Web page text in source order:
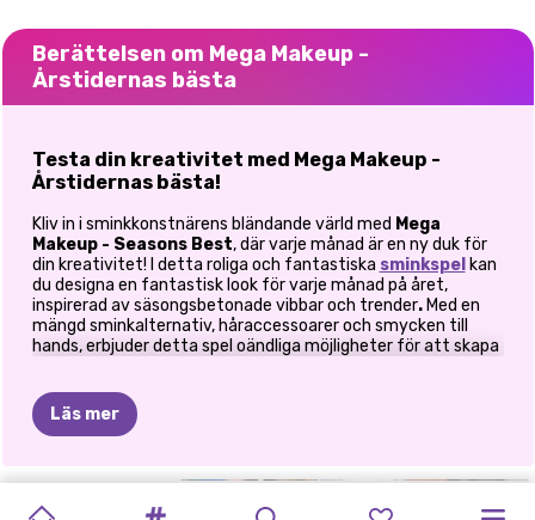
Berättelsen om Mega Makeup -
Årstidernas bästa
Testa din kreativitet med Mega Makeup -
Årstidernas bästa!
Kliv in i sminkkonstnärens bländande värld med Mega
Makeup - Seasons Best, där varje månad är en ny duk för
din kreativitet! I detta roliga och fantastiska sminkspel kan
du designa en fantastisk look för varje månad på året,
inspirerad av säsongsbetonade vibbar och trender.Med en
mängd sminkalternativ, håraccessoarer och smycken till
hands, erbjuder detta spel oändliga möjligheter för att skapa
Hur man spelar Mega Makeup - Seasons Best
Innan du dyker in i makeupmagin, välj ditt föredragna läge:
Läs mer
MONSTERELLA
BACK SKINFLUENCER
INSTA EXTREME